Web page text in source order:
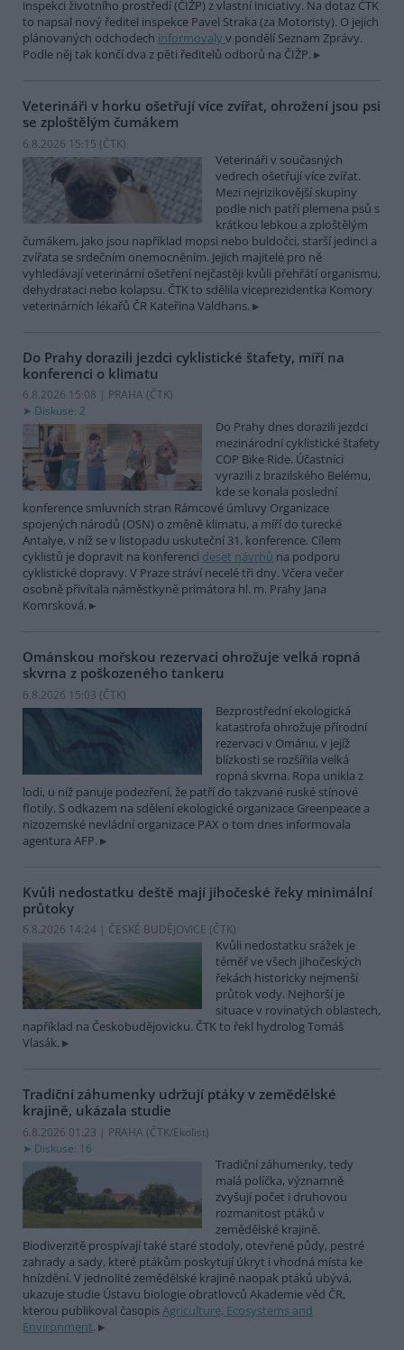
inspekci životního prostředí (ČIŽP) z vlastní iniciativy. Na dotaz ČTK
to napsal nový ředitel inspekce Pavel Straka (za Motoristy). O jejich
plánovaných odchodech informovaly v pondělí Seznam Zprávy.
Podle něj tak končí dva z pěti ředitelů odborů na ČIŽP.
Veterináři v horku ošetřují více zvířat, ohrožení jsou psi
se zploštělým čumákem
6.8.2026 15:15 (ČTK)
Veterináři v současných
vedrech ošetřují více zvířat.
Mezi nejrizikovější skupiny
podle nich patří plemena psů s
krátkou lebkou a zploštělým
čumákem, jako jsou například mopsi nebo buldočci, starší jedinci a
zvířata se srdečním onemocněním. Jejich majitelé pro ně
vyhledávají veterinární ošetření nejčastěji kvůli přehřátí organismu,
dehydrataci nebo kolapsu. ČTK to sdělila viceprezidentka Komory
veterinárních lékařů ČR Kateřina Valdhans.
Do Prahy dorazili jezdci cyklistické štafety, míří na
konferenci o klimatu
6.8.2026 15:08 | PRAHA (ČTK)
Diskuse: 2
Do Prahy dnes dorazili jezdci
mezinárodní cyklistické štafety
COP Bike Ride. Účastníci
vyrazili z brazilského Belému,
kde se konala poslední
konference smluvních stran Rámcové úmluvy Organizace
spojených národů (OSN) o změně klimatu, a míří do turecké
Antalye, v níž se v listopadu uskuteční 31. konference. Cílem
cyklistů je dopravit na konferenci deset návrhů na podporu
cyklistické dopravy. V Praze stráví necelé tři dny. Včera večer
osobně přivítala náměstkyně primátora hl. m. Prahy Jana
Komrsková.
Ománskou mořskou rezervaci ohrožuje velká ropná
skvrna z poškozeného tankeru
6.8.2026 15:03 (ČTK)
Bezprostřední ekologická
katastrofa ohrožuje přírodní
rezervaci v Ománu, v jejíž
blízkosti se rozšířila velká
ropná skvrna. Ropa unikla z
lodi, u níž panuje podezření, že patří do takzvané ruské stínové
flotily. S odkazem na sdělení ekologické organizace Greenpeace a
nizozemské nevládní organizace PAX o tom dnes informovala
agentura AFP.
Kvůli nedostatku deště mají jihočeské řeky minimální
průtoky
6.8.2026 14:24 | ČESKÉ BUDĚJOVICE (ČTK)
Kvůli nedostatku srážek je
téměř ve všech jihočeských
řekách historicky nejmenší
průtok vody. Nejhorší je
situace v rovinatých oblastech,
například na Českobudějovicku. ČTK to řekl hydrolog Tomáš
Vlasák.
Tradiční záhumenky udržují ptáky v zemědělské
krajině, ukázala studie
6.8.2026 01:23 | PRAHA (ČTK/Ekolist)
Diskuse: 16
Tradiční záhumenky, tedy
malá políčka, významně
zvyšují počet i druhovou
rozmanitost ptáků v
zemědělské krajině.
Biodiverzitě prospívají také staré stodoly, otevřené půdy, pestré
zahrady a sady, které ptákům poskytují úkryt i vhodná místa ke
hnízdění. V jednolité zemědělské krajině naopak ptáků ubývá,
ukazuje studie Ústavu biologie obratlovců Akademie věd ČR,
kterou publikoval časopisAgriculture, Ecosystems and
Environment.